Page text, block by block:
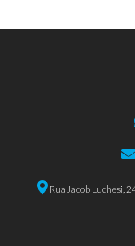
Rua Jacob Luchesi,